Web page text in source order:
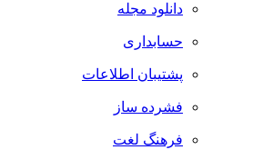
دانلود مجله
حسابداری
پشتیبان اطلاعات
فشرده ساز
فرهنگ لغت